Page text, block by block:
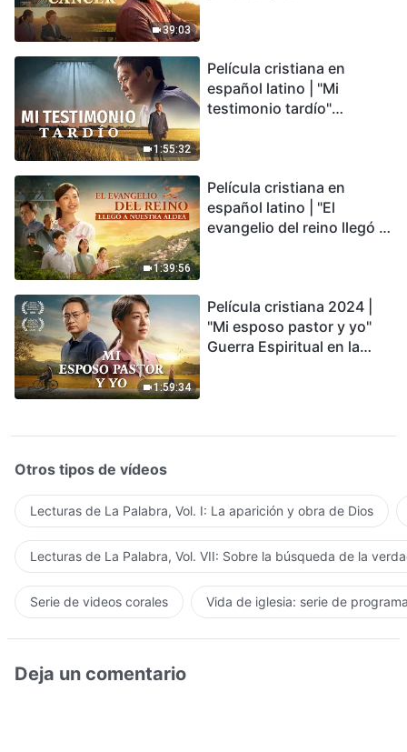
39:03
1:55:32
Película cristiana en
español latino | "Mi
testimonio tardío"
conmovedor
1:39:56
Película cristiana en
español latino | "El
evangelio del reino llegó a
1:59:34
Película cristiana 2024 |
"Mi esposo pastor y yo"
Guerra Espiritual en la
Otros tipos de vídeos
Lecturas de La Palabra, Vol. I: La aparición y obra de Dios
Lecturas de La Palabra, Vol. VII: Sobre la búsqueda de la
Serie de videos corales Vida de iglesia: serie de
Deja un comentario